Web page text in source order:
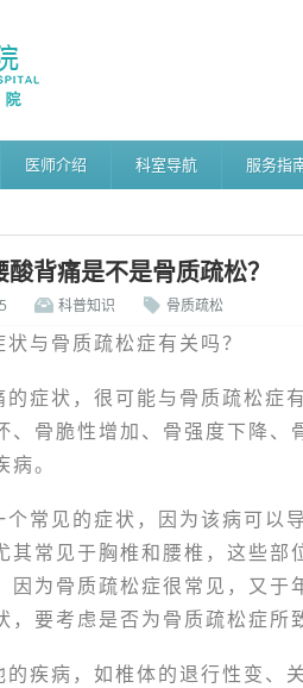
医师介绍 科室导航 服务指
酸背痛是不是骨质疏松？
科普知识 骨质疏松
与骨质疏松症有关吗？
症状，很可能与骨质疏松症
、骨脆性增加、骨强度下降、
。
常见的症状，因为该病可以
其常见于胸椎和腰椎，这些部
因为骨质疏松症很常见，又于
要考虑是否为骨质疏松症所
疾病，如椎体的退行性变、